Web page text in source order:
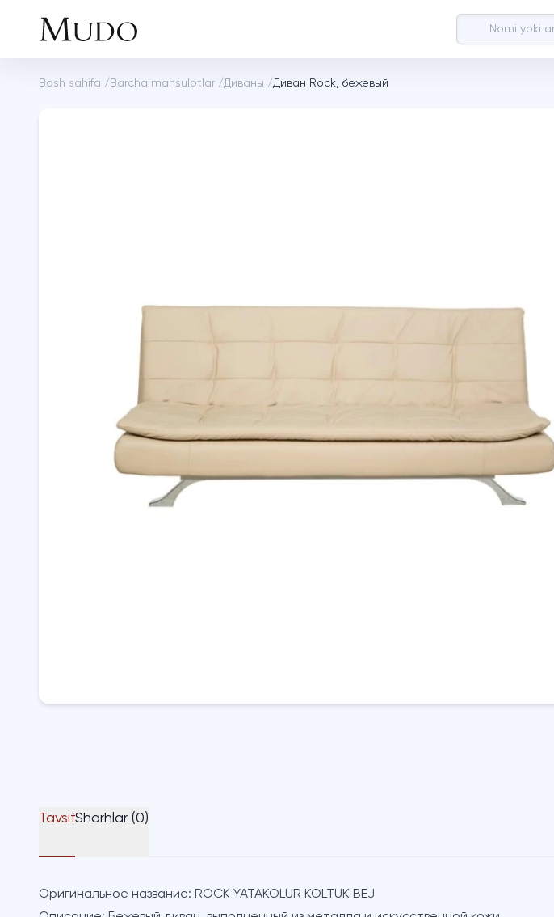
Bosh sahifa / Barcha mahsulotlar /Диваны /Диван Rock, бежевый
TavsifSharhlar (0)
Оригинальное название: ROCK YATAKOLUR KOLTUK BEJ